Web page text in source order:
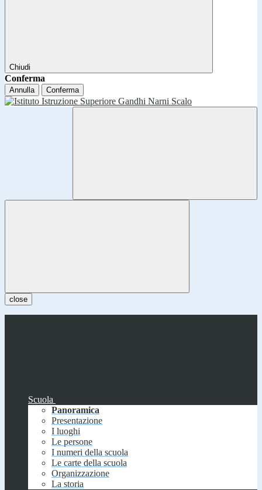
Chiudi
Conferma
Annulla Conferma
close
Scuola
Panoramica
Presentazione
I luoghi
Le persone
I numeri della scuola
Le carte della scuola
Organizzazione
La storia